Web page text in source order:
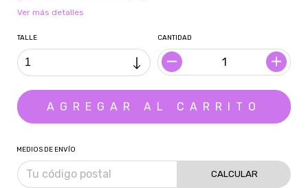
Ver más detalles
TALLE CANTIDAD
MEDIOS DE ENVÍO
CALCULAR